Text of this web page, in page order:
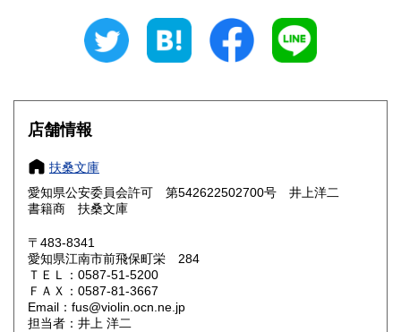
300円 三重県
大阪府
奈良県
鳥取県 300円 島根県 300円
岡山県
山口県 300円
香川県 300円
店舗情報
扶桑文庫
愛知県公安委員会許可 第542622502700号 井上洋二
書籍商 扶桑文庫
〒483-8341
愛知県江南市前飛保町栄 284
ＴＥＬ：0587-51-5200
ＦＡＸ：0587-81-3667
Email：fus@violin.ocn.ne.jp
担当者：井上 洋二